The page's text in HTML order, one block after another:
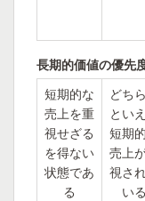
長期的価値の優先
短期的な
売上を重
視せざる
を得ない
状態であ
る
どち
とい
短期
売上
視さ
いる